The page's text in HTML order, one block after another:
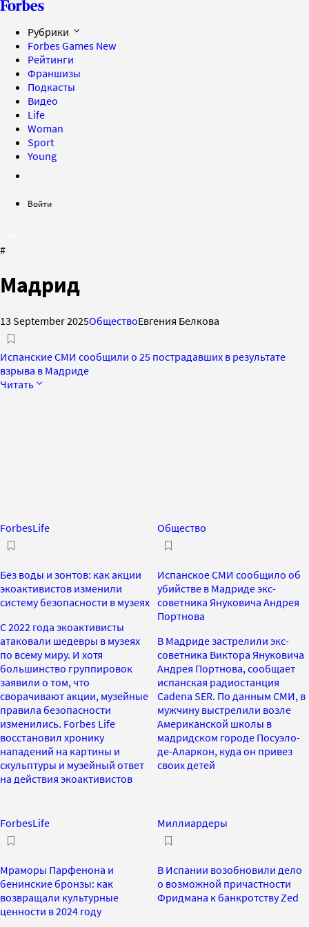
Рубрики
Forbes Games New
Рейтинги
Франшизы
Подкасты
Видео
Life
Woman
Sport
Young
Войти
#
Мадрид
13 September 2025ОбществоЕвгения Белкова
Испанские СМИ сообщили о 25 пострадавших в результате
взрыва в Мадриде
Читать
ForbesLife
Без воды и зонтов: как акции
экоактивистов изменили
систему безопасности в музеях
С 2022 года экоактивисты
атаковали шедевры в музеях
по всему миру. И хотя
большинство группировок
заявили о том, что
сворачивают акции, музейные
правила безопасности
изменились. Forbes Life
восстановил хронику
нападений на картины и
скульптуры и музейный ответ
на действия экоактивистов
Общество
Испанское СМИ сообщило об
убийстве в Мадриде экс-
советника Януковича Андрея
Портнова
В Мадриде застрелили экс-
советника Виктора Януковича
Андрея Портнова, сообщает
испанская радиостанция
Cadena SER. По данным СМИ, в
мужчину выстрелили возле
Американской школы в
мадридском городе Посуэло-
де-Аларкон, куда он привез
своих детей
ForbesLife
Мраморы Парфенона и
бенинские бронзы: как
возвращали культурные
ценности в 2024 году
Миллиардеры
В Испании возобновили дело
о возможной причастности
Фридмана к банкротству Zed